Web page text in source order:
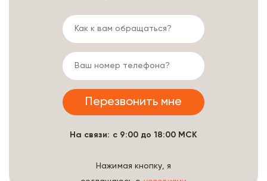
На связи: с 9:00 до 18:00 МСК
Нажимая кнопку, я